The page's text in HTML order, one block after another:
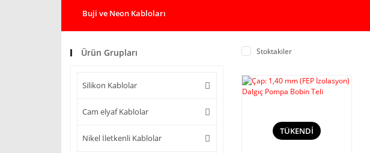
Buji ve Neon Kabloları
Ürün Grupları
Silikon Kablolar
Cam elyaf Kablolar
Nikel İletkenli Kablolar
Stoktakiler
TÜKENDİ